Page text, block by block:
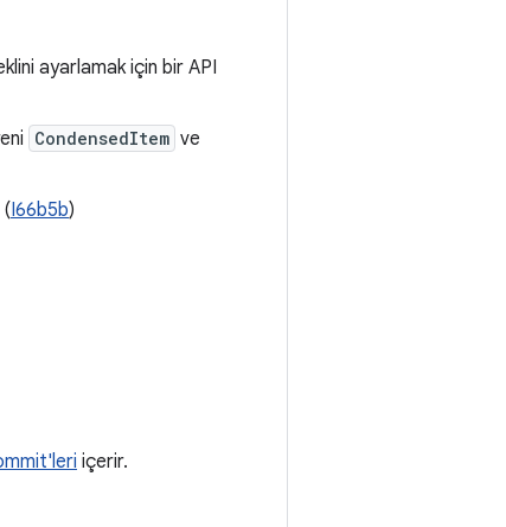
ayarlamak için bir API
CondensedItem ve
I66b5b)
içerir.